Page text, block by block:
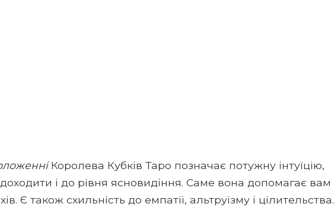
Королева Кубків Таро позначає потужну інтуїцію,
і до рівня ясновидіння. Саме вона допомагає вам
Є також схильність до емпатії, альтруїзму і цілительства.